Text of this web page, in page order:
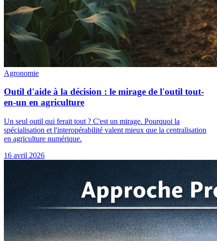
Agronomie
Outil d'aide à la décision : le mirage de l'outil tout-
en-un en agriculture
Un seul outil qui ferait tout ? C'est un mirage. Pourquoi la
spécialisation et l'interopérabilité valent mieux que la centralisation
en agriculture numérique.
16 avril 2026